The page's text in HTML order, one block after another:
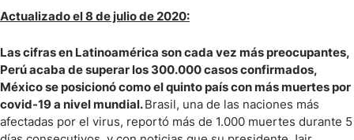
Actualizado el 8 de julio de 2020:
Las cifras en Latinoamérica son cada vez más preocupantes,
Perú acaba de superar los 300.000 casos confirmados,
México se posicionó como el quinto país con más muertes por
covid-19 a nivel mundial.Brasil, una de las naciones más
afectadas por el virus, reportó más de 1.000 muertes durante 5